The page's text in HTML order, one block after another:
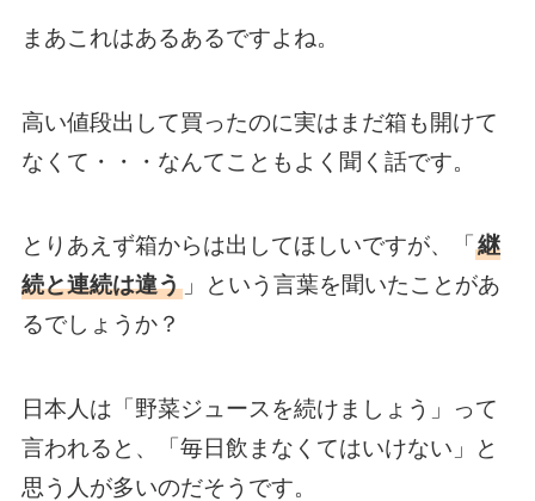
まあこれはあるあるですよね。
高い値段出して買ったのに実はまだ箱も開けて
なくて・・・なんてこともよく聞く話です。
とりあえず箱からは出してほしいですが、「 継
続と連続は違う」という言葉を聞いたことがあ
るでしょうか？
日本人は「野菜ジュースを続けましょう」って
言われると、「毎日飲まなくてはいけない」と
思う人が多いのだそうです。